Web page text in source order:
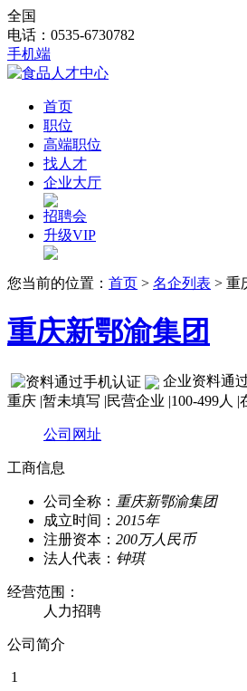
全国
电话：0535-6730782
手机端
首页
职位
高端职位
找人才
企业大厅
招聘会
升级VIP
您当前的位置： 首页 > 名企列表 > 重
重庆新鄂渝集团
企业资料通
重庆 |暂未填写 |民营企业 |100-499人 |
公司网址
工商信息
公司全称： 重庆新鄂渝集团
成立时间： 2015年
注册资本： 200万人民币
法人代表： 钟琪
经营范围：
人力招聘
公司简介
1